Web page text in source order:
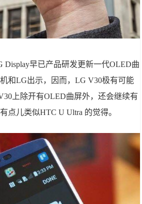
Display早已产品研发更新一代OLED曲
和LG出示，因而，LG V30极有可能
上除开有OLED曲屏外，还会继续有
点儿类似HTC U Ultra 的觉得。